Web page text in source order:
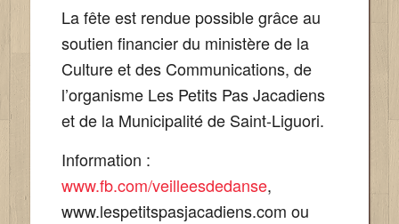
La fête est rendue possible grâce au
soutien financier du ministère de la
Culture et des Communications, de
l’organisme Les Petits Pas Jacadiens
et de la Municipalité de Saint-Liguori.
Information :
www.fb.com/veilleesdedanse,
www.lespetitspasjacadiens.com ou